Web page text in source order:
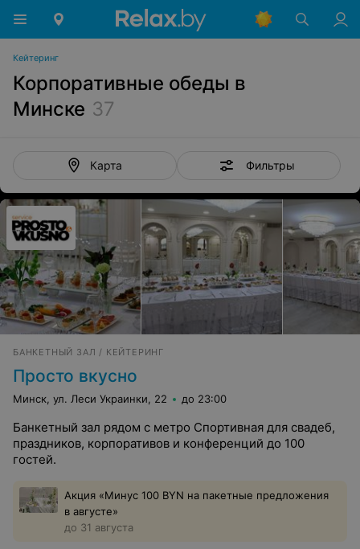
Кейтеринг
Корпоративные обеды в
Минске 37
Карта Фильтры
БАНКЕТНЫЙ ЗАЛ / КЕЙТЕРИНГ
Просто вкусно
Минск, ул. Леси Украинки, 22 до 23:00
Банкетный зал рядом с метро Спортивная для свадеб,
праздников, корпоративов и конференций до 100
гостей.
Акция «Минус 100 BYN на пакетные предложения
в августе»
до 31 августа